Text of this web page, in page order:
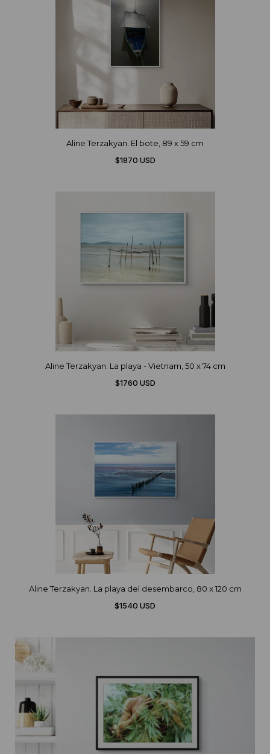
Aline Terzakyan. El bote, 89 x 59 cm
$1870 USD
Aline Terzakyan. La playa - Vietnam, 50 x 74 cm
$1760 USD
Aline Terzakyan. La playa del desembarco, 80 x 120 cm
$1540 USD